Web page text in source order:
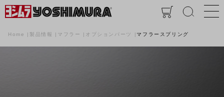
Home 製品情報 マフラー オプションパーツ マフラースプリング